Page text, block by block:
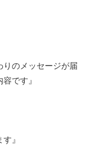
りのメッセージが届
です』
』